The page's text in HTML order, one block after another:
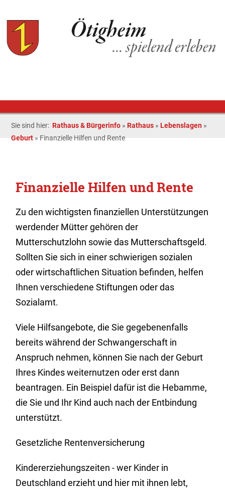
Sie sind hier: Rathaus & Bürgerinfo » Rathaus » Lebenslagen »
Geburt» Finanzielle Hilfen und Rente
Finanzielle Hilfen und Rente
Zu den wichtigsten finanziellen Unterstützungen
werdender Mütter gehören der
Mutterschutzlohn sowie das Mutterschaftsgeld.
Sollten Sie sich in einer schwierigen sozialen
oder wirtschaftlichen Situation befinden, helfen
Ihnen verschiedene Stiftungen oder das
Sozialamt.
Viele Hilfsangebote, die Sie gegebenenfalls
bereits während der Schwangerschaft in
Anspruch nehmen, können Sie nach der Geburt
Ihres Kindes weiternutzen oder erst dann
beantragen. Ein Beispiel dafür ist die Hebamme,
die Sie und Ihr Kind auch nach der Entbindung
unterstützt.
Gesetzliche Rentenversicherung
Kindererziehungszeiten - wer Kinder in
Deutschland erzieht und hier mit ihnen lebt,